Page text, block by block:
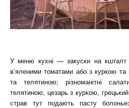
У меню кухні — закуски на кшталт
в’яленими томатами або з куркою
та телятиною; різноманітні
телятиною, цезарь з куркою,
страв тут подають пасту